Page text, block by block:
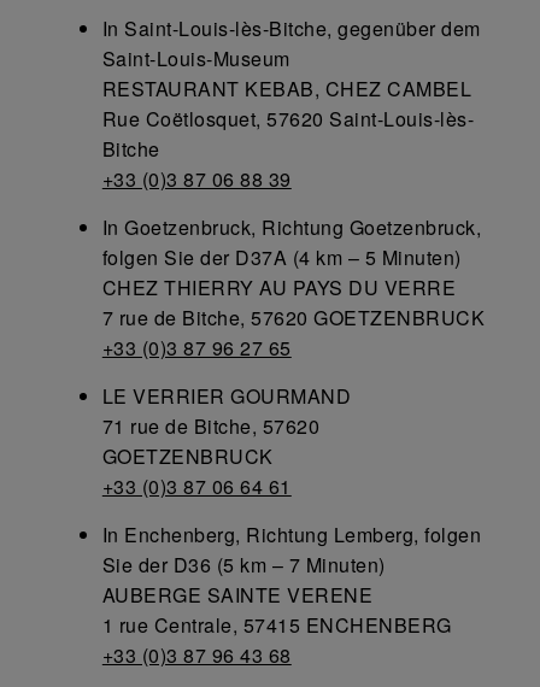
In Saint-Louis-lès-Bitche, gegenüber dem
Saint-Louis-Museum
RESTAURANT KEBAB, CHEZ CAMBEL
Rue Coëtlosquet, 57620 Saint-Louis-lès-
Bitche
+33 (0)3 87 06 88 39
In Goetzenbruck, Richtung Goetzenbruck,
folgen Sie der D37A (4 km – 5 Minuten)
CHEZ THIERRY AU PAYS DU VERRE
7 rue de Bitche, 57620 GOETZENBRUCK
+33 (0)3 87 96 27 65
LE VERRIER GOURMAND
71 rue de Bitche, 57620
GOETZENBRUCK
+33 (0)3 87 06 64 61
In Enchenberg, Richtung Lemberg, folgen
Sie der D36 (5 km – 7 Minuten)
AUBERGE SAINTE VERENE
1 rue Centrale, 57415 ENCHENBERG
+33 (0)3 87 96 43 68